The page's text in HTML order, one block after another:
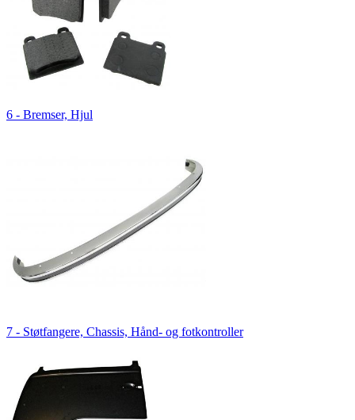
6 - Bremser, Hjul
7 - Støtfangere, Chassis, Hånd- og fotkontroller